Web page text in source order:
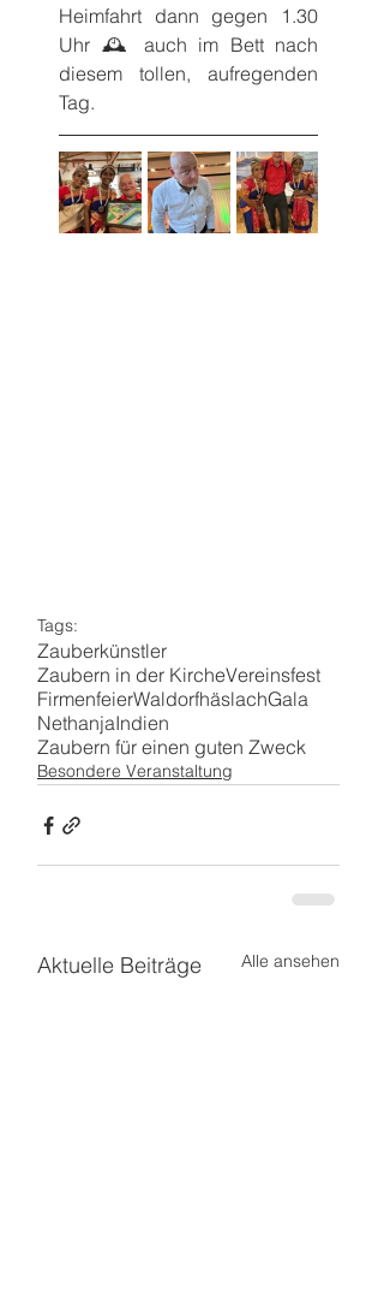
Heimfahrt dann gegen 1.30
Uhr 🕰️ auch im Bett nach
diesem tollen, aufregenden
Tag.
Tags:
Zauberkünstler
Zaubern in der KircheVereinsfest
FirmenfeierWaldorfhäslachGala
NethanjaIndien
Zaubern für einen guten Zweck
Besondere Veranstaltung
Aktuelle Beiträge Alle ansehen